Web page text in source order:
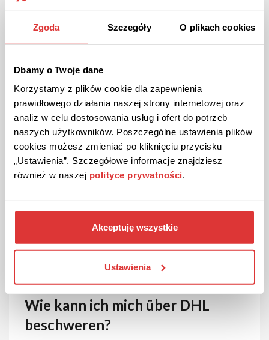
Zgoda Szczegóły O plikach cookies
Dbamy o Twoje dane
Korzystamy z plików cookie dla zapewnienia
prawidłowego działania naszej strony internetowej oraz
analiz w celu dostosowania usług i ofert do potrzeb
naszych użytkowników. Poszczególne ustawienia plików
cookies możesz zmieniać po kliknięciu przycisku
„Ustawienia”. Szczegółowe informacje znajdziesz
również w naszej polityce prywatności.
Akceptuję wszystkie
Ustawienia
DHL-Rabattcode und
Sonderangebote
Geben Sie einfach den DHL-Rabattcode beim
Abschluss Ihrer Bestellung in das dafür vorgesehene
reduziert. Es lohnt sich auch, die DHL-Aktionen und
DHL-Rabatte zu verfolgen, um von Rabatten auf
verschiedene DHL-Dienstleistungen zu profitieren.
Wie kann ich mich über DHL
beschweren?